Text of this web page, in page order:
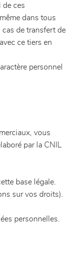
de ces
dans tous
cas de transfert de
ce tiers en
personnel
vous
par la CNIL
base légale.
sur vos droits).
personnelles.